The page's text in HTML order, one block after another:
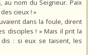
au nom du Seigneur. Paix
cieux ! »
dans la foule, dirent
disciples ! » Mais il prit la
: si eux se taisent, les